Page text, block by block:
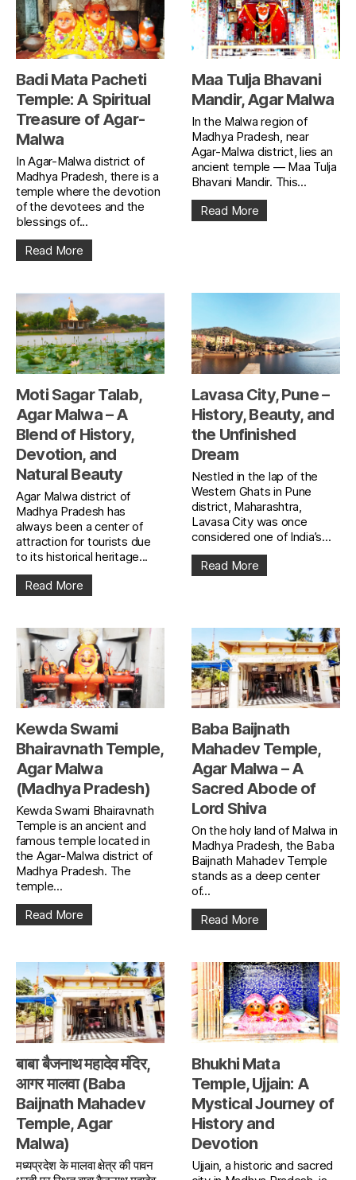
Badi Mata Pacheti
Temple: A Spiritual
Treasure of Agar-
Malwa
In Agar-Malwa district of
Madhya Pradesh, there is a
temple where the devotion
of the devotees and the
blessings of...
Read More
Maa Tulja Bhavani
Mandir, Agar Malwa
In the Malwa region of
Madhya Pradesh, near
Agar-Malwa district, lies an
ancient temple — Maa Tulja
Bhavani Mandir. This...
Read More
Moti Sagar Talab,
Agar Malwa – A
Blend of History,
Devotion, and
Natural Beauty
Agar Malwa district of
Madhya Pradesh has
always been a center of
attraction for tourists due
to its historical heritage...
Read More
Lavasa City, Pune –
History, Beauty, and
the Unfinished
Dream
Nestled in the lap of the
Western Ghats in Pune
district, Maharashtra,
Lavasa City was once
considered one of India’s...
Read More
Kewda Swami
Bhairavnath Temple,
Agar Malwa
(Madhya Pradesh)
Kewda Swami Bhairavnath
Temple is an ancient and
famous temple located in
the Agar-Malwa district of
Madhya Pradesh. The
temple...
Read More
Baba Baijnath
Mahadev Temple,
Agar Malwa – A
Sacred Abode of
Lord Shiva
On the holy land of Malwa in
Madhya Pradesh, the Baba
Baijnath Mahadev Temple
stands as a deep center
of...
Read More
बाबा बैजनाथ महादेव मंदिर,
आगर मालवा (Baba
Baijnath Mahadev
Temple, Agar
Malwa)
मध्यप्रदेश के मालवा क्षेत्र की पावन
Bhukhi Mata
Temple, Ujjain: A
Mystical Journey of
History and
Devotion
Ujjain, a historic and sacred